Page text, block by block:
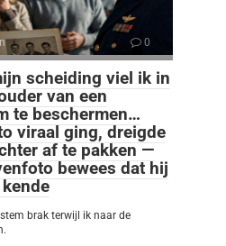
0
scheiding viel ik in
van een
te beschermen…
viraal ging, dreigde
af te pakken —
bewees dat hij
brak terwijl ik naar de